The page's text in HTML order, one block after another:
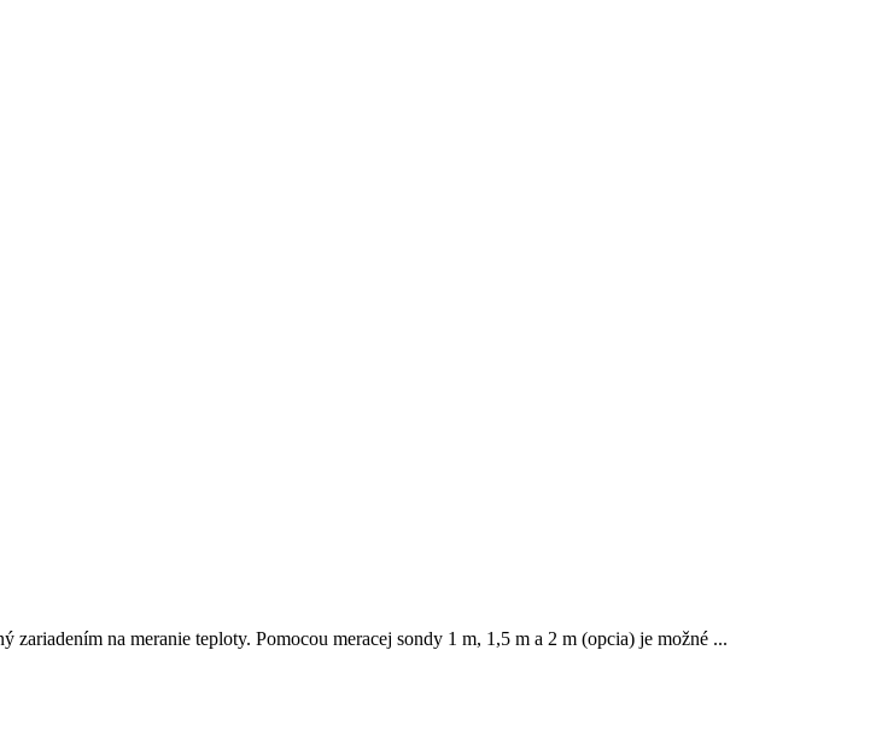
na meranie teploty. Pomocou meracej sondy 1 m, 1,5 m a 2 m (opcia) je možné ...